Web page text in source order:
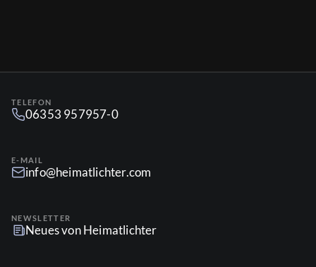
TELEFON
06353 957957-0
E-MAIL
info@heimatlichter.com
NEWSLETTER
Neues von Heimatlichter